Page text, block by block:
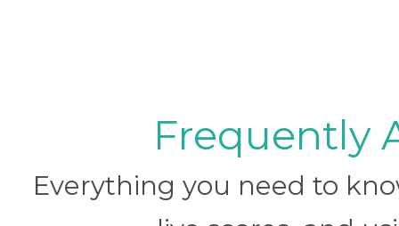
Frequently
Everything you need to